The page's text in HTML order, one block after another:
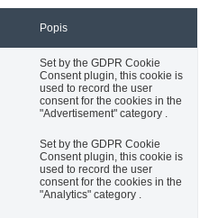
Popis
Set by the GDPR Cookie
Consent plugin, this cookie is
used to record the user
consent for the cookies in the
"Advertisement" category .
Set by the GDPR Cookie
Consent plugin, this cookie is
used to record the user
consent for the cookies in the
"Analytics" category .